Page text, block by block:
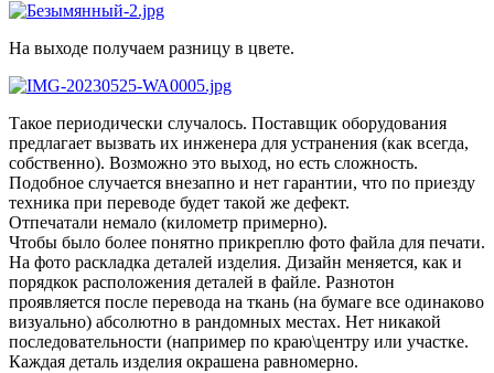
На выходе получаем разницу в цвете.
Такое периодически случалось. Поставщик оборудования
предлагает вызвать их инженера для устранения (как всегда,
собственно). Возможно это выход, но есть сложность.
Подобное случается внезапно и нет гарантии, что по приезду
техника при переводе будет такой же дефект.
Отпечатали немало (километр примерно).
Чтобы было более понятно прикреплю фото файла для печати.
На фото раскладка деталей изделия. Дизайн меняется, как и
порядкок расположения деталей в файле. Разнотон
проявляется после перевода на ткань (на бумаге все одинаково
визуально) абсолютно в рандомных местах. Нет никакой
последовательности (например по краю\центру или участке.
Каждая деталь изделия окрашена равномерно.